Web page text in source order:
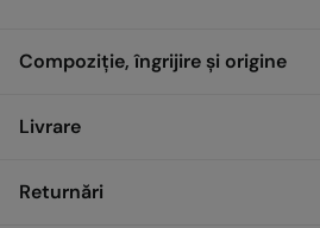
Compoziție, îngrijire și origine
Compoziţie
Îngrijire
Livrare
Ridicare din magazin
Returnări